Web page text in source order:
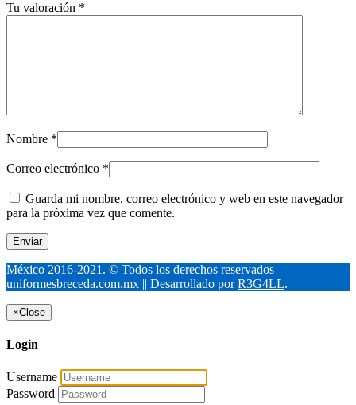
Tu valoración *
Nombre *
Correo electrónico *
Guarda mi nombre, correo electrónico y web en este navegador
para la próxima vez que comente.
México 2016-2021. © Todos los derechos reservados
uniformesbreceda.com.mx || Desarrollado porR3G4LL.
×Close
Login
Username
Password